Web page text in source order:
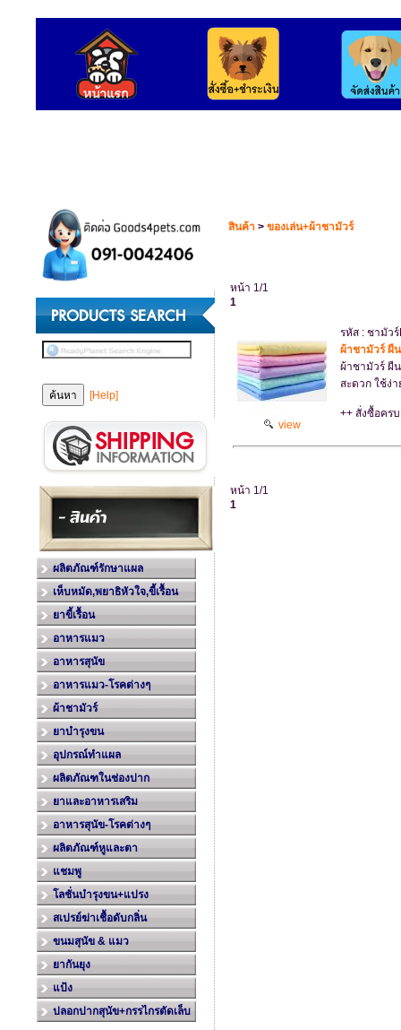
[Help]
ผลิตภัณฑ์รักษาแผล
เห็บหมัด,พยาธิหัวใจ,ขี้เรื้อน
ยาขี้เรื้อน
อาหารแมว
อาหารสุนัข
อาหารแมว-โรคต่างๆ
ผ้าชามัวร์
ยาบำรุงขน
อุปกรณ์ทำแผล
ผลิตภัณฑในช่องปาก
ยาและอาหารเสริม
อาหารสุนัข-โรคต่างๆ
ผลิตภัณฑ์หูและตา
แชมพู
โลชั่นบำรุงขน+แปรง
สเปรย์ฆ่าเชื้อดับกลิ่น
ขนมสุนัข & แมว
ยากันยุง
แป้ง
ปลอกปากสุนัข+กรรไกรตัดเล็บ
สินค้า > ของเล่น+ผ้าชามัวร์
หน้า 1/1
1
view
รหัส : ชามัว
ผ้าชามัวร์ ผื
ผ้าชามัวร์ ผื
สะดวก ใช้ง่า
++ สั่งซื้อคร
หน้า 1/1
1